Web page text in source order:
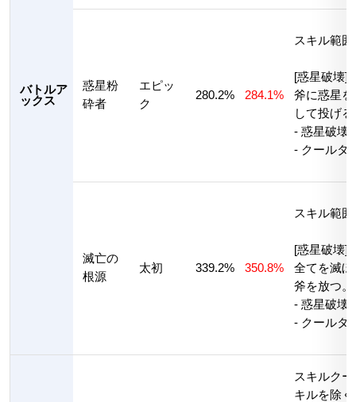
バトルア
ックス
惑星粉
砕者
エピッ
ク
280.2% 284.1%
スキル範
[惑星破壊]
斧に惑星
して投げる
- 惑星破壊
- クールタ
滅亡の
根源
太初 339.2% 350.8%
スキル範
[惑星破壊]
全てを滅
斧を放つ。
- 惑星破壊
- クールタ
スキルク
キルを除く